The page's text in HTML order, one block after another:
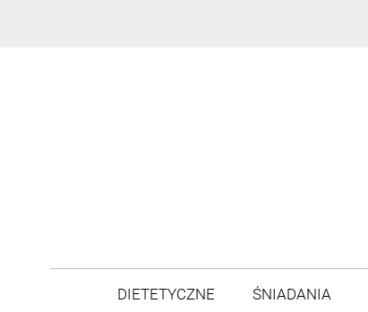
DIETETYCZNE ŚNIADANIA